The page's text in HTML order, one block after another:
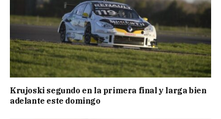
Krujoski segundo en la primera final y larga bien
adelante este domingo